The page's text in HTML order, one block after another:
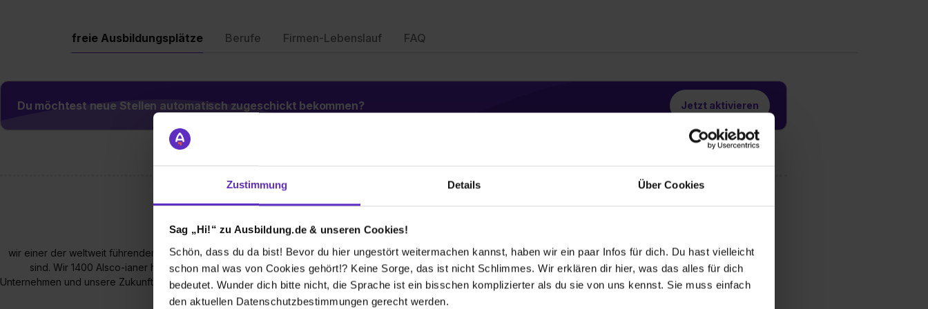
Zustimmung Details Über Cookies
Sag „Hi!“ zu Ausbildung.de & unseren Cookies!
Schön, dass du da bist! Bevor du hier ungestört weitermachen kannst, haben wir ein paar Infos für dich. Du hast vielleicht
schon mal was von Cookies gehört!? Keine Sorge, das ist nicht Schlimmes. Wir erklären dir hier, was das alles für dich
bedeutet. Wunder dich bitte nicht, die Sprache ist ein bisschen komplizierter als du sie von uns kennst. Sie muss einfach
den aktuellen Datenschutzbestimmungen gerecht werden.
freie Ausbildungsplätze Berufe Firmen-Lebenslauf FAQ
Du möchtest neue Stellen automatisch zugeschickt bekommen? Jetzt aktivieren
Wusstest du schon, dass...
wir einer der weltweit führenden Spezialisten für textilen Mietservice, erfolgreich seit mehr als 135 Jahren
sind. Wir 1400 Alsco-ianer haben Herz und Humor und geben täglich unser Bestes - für uns, das
Unternehmen und unsere Zukunft. Was wir dir bieten? Einen spannenden Job mit familiärem Flair und frischen
Perspektiven.